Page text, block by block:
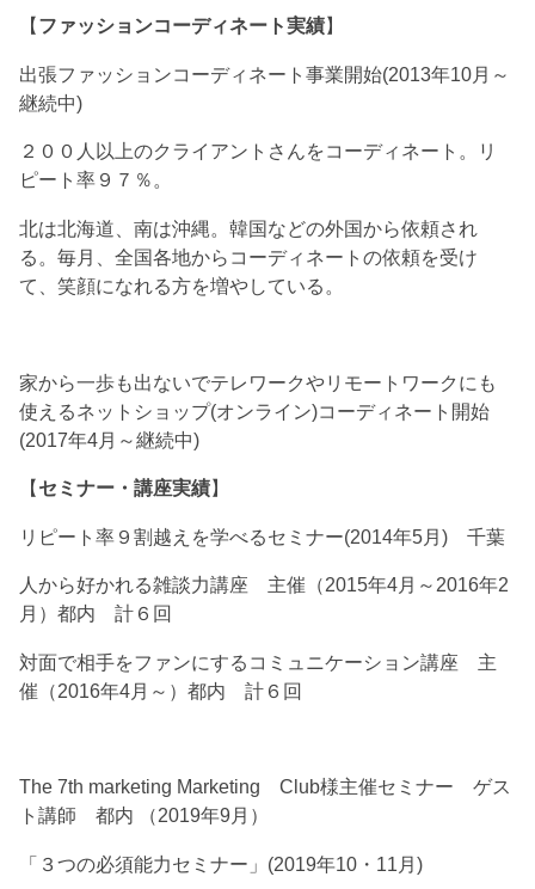
【 ファッションコーディネート実績】
出張ファッションコーディネート事業開始(2013年10月～
継続中)
２００人以上のクライアントさんをコーディネート。リ
ピート率９７％。
北は北海道、南は沖縄。韓国などの外国から依頼され
る。毎月、全国各地からコーディネートの依頼を受け
て、笑顔になれる方を増やしている。
家から一歩も出ないでテレワークやリモートワークにも
使えるネットショップ(オンライン)コーディネート開始
(2017年4月～継続中)
【セミナー・講座実績】
リピート率９割越えを学べるセミナー(2014年5月) 千葉
人から好かれる雑談力講座 主催（2015年4月～2016年2
月）都内 計６回
対面で相手をファンにするコミュニケーション講座 主
催（2016年4月～）都内 計６回
The 7th marketing Marketing Club様主催セミナー ゲス
ト講師 都内 （2019年9月）
「３つの必須能力セミナー」(2019年10・11月)